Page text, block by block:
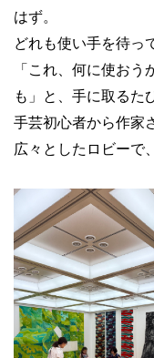
はず。
どれも使い手を待っ
「これ、何に使お
も」と、手に取るた
手芸初心者から作家
広々としたロビーで